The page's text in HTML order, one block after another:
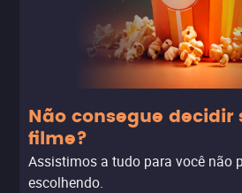
filme é considerado um marco no
brasileiro por sua abordagem
ensinamentos da doutrina espírita,
a vida após a morte e a
Não consegue decidir
filme?
Assistimos a tudo para você não
escolhendo.